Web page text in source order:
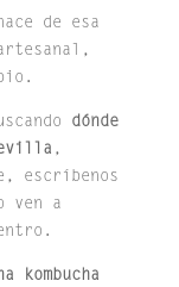
de esa
dónde
,
escríbenos
ven a
kombucha